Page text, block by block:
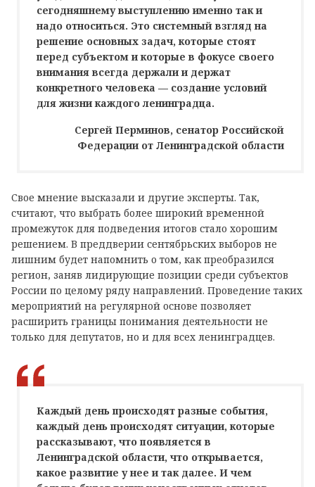
сегодняшнему выступлению именно так и
надо относиться. Это системный взгляд на
решение основных задач, которые стоят
перед субъектом и которые в фокусе своего
внимания всегда держали и держат
конкретного человека — создание условий
для жизни каждого ленинградца.
Сергей Перминов, сенатор Российской
Федерации от Ленинградской области
Свое мнение высказали и другие эксперты. Так,
считают, что выбрать более широкий временной
промежуток для подведения итогов стало хорошим
решением. В преддверии сентябрьских выборов не
лишним будет напомнить о том, как преобразился
регион, заняв лидирующие позиции среди субъектов
России по целому ряду направлений. Проведение таких
мероприятий на регулярной основе позволяет
расширить границы понимания деятельности не
только для депутатов, но и для всех ленинградцев.
Каждый день происходят разные события,
каждый день происходят ситуации, которые
рассказывают, что появляется в
Ленинградской области, что открывается,
какое развитие у нее и так далее. И чем